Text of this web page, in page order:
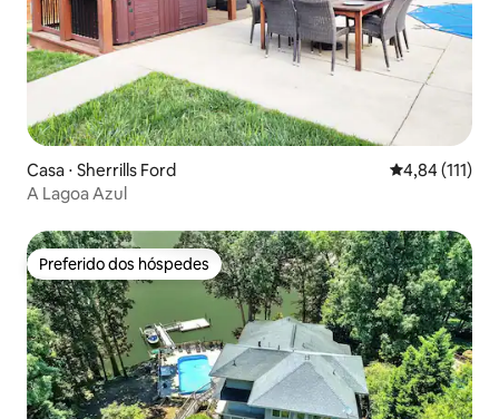
Casa ⋅ Sherrills Ford 4,84 de uma
4,84 (111)
A Lagoa Azul
Preferido dos hóspedes
Preferido dos hóspedes